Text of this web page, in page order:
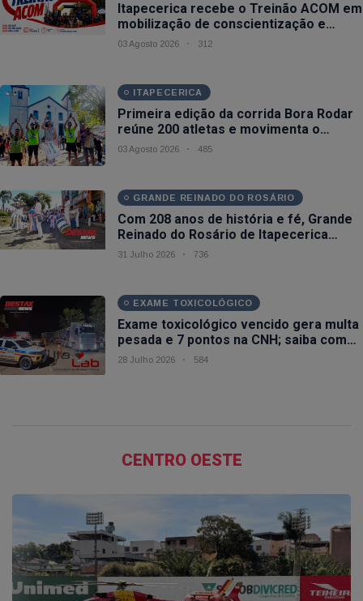
Itapecerica recebe o Treinão ACOM em
mobilização de conscientização e
combate ao câncer de pulmão
03 Agosto 2026 312
ITAPECERICA
Primeira edição da corrida Bora Rodar
reúne 200 atletas e movimenta o
esporte em Itapecerica (MG)
03 Agosto 2026 485
GRANDE REINADO DO ROSÁRIO
Com 208 anos de história e fé, Grande
Reinado do Rosário de Itapecerica
divulga programação oficial para 2026
31 Julho 2026 736
EXAME TOXICOLÓGICO
Exame toxicológico vencido gera multa
pesada e 7 pontos na CNH; saiba como
regularizar em Itapecerica (MG)
28 Julho 2026 584
CENTRO OESTE